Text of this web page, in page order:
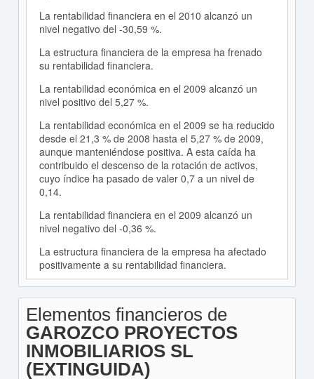
La rentabilidad financiera en el 2010 alcanzó un
nivel negativo del -30,59 %.
La estructura financiera de la empresa ha frenado
su rentabilidad financiera.
La rentabilidad económica en el 2009 alcanzó un
nivel positivo del 5,27 %.
La rentabilidad económica en el 2009 se ha reducido
desde el 21,3 % de 2008 hasta el 5,27 % de 2009,
aunque manteniéndose positiva. A esta caída ha
contribuido el descenso de la rotación de activos,
cuyo índice ha pasado de valer 0,7 a un nivel de
0,14.
La rentabilidad financiera en el 2009 alcanzó un
nivel negativo del -0,36 %.
La estructura financiera de la empresa ha afectado
positivamente a su rentabilidad financiera.
Elementos financieros de
GAROZCO PROYECTOS
INMOBILIARIOS SL
(EXTINGUIDA)